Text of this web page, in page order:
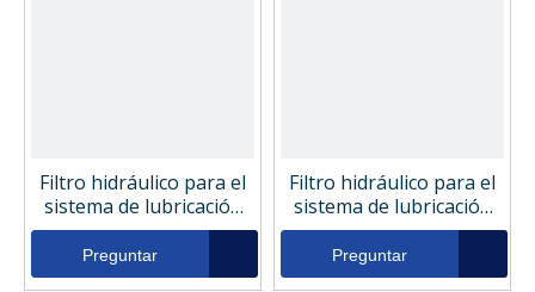
Filtro hidráulico para el
sistema de lubricación
de la máquina de moldeo
por inyección Tuxco
Caddy 5025
Preguntar
Filtro hidráulico para el
sistema de lubricación
de la máquina de moldeo
por inyección Toro
1079531 239470
Preguntar